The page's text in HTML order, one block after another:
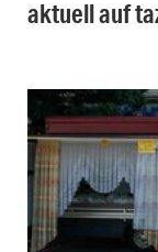
aktuell auf